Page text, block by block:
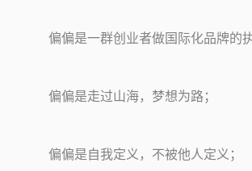
偏偏是一群创业者做国际化品牌的执
偏偏是走过山海，梦想为路；
偏偏是自我定义，不被他人定义；